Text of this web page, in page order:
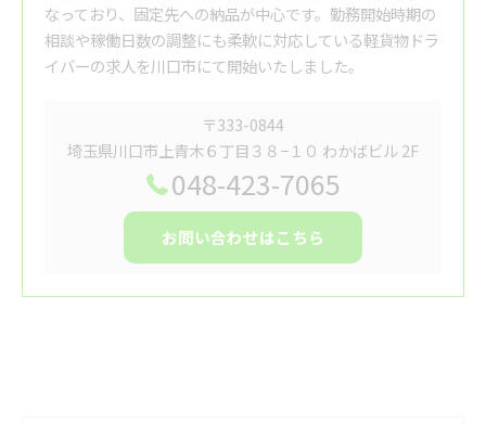
なっており、固定先への納品が中心です。勤務開始時期の
相談や稼働日数の調整にも柔軟に対応している軽貨物ドラ
イバーの求人を川口市にて開始いたしました。
〒333-0844
埼玉県川口市上青木６丁目３８−１０ わかばビル 2F
048-423-7065
お問い合わせはこちら